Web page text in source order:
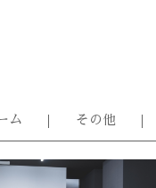
ム その他